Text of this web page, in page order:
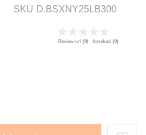
SKU D.BSXNY25LB300
0
% of100
Review-uri (0) Intrebari (0)